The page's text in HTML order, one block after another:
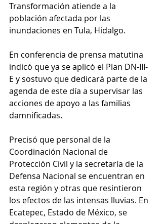
Transformación atiende a la
población afectada por las
inundaciones en Tula, Hidalgo.
En conferencia de prensa matutina
indicó que ya se aplicó el Plan DN-III-
E y sostuvo que dedicará parte de la
agenda de este día a supervisar las
acciones de apoyo a las familias
damnificadas.
Precisó que personal de la
Coordinación Nacional de
Protección Civil y la secretaría de la
Defensa Nacional se encuentran en
esta región y otras que resintieron
los efectos de las intensas lluvias. En
Ecatepec, Estado de México, se